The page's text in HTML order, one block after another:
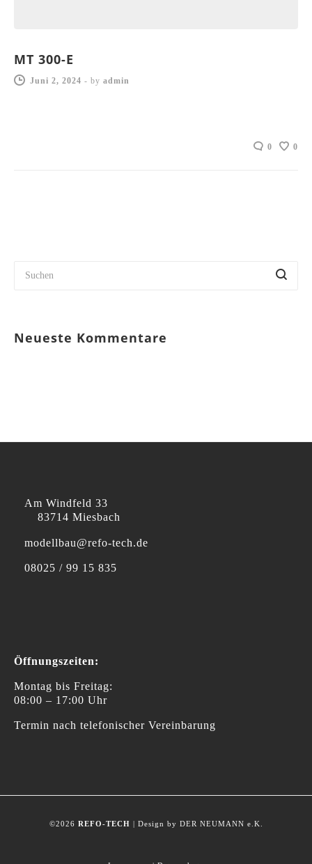
MT 300-E
Juni 2, 2024 - by admin
0 0
Neueste Kommentare
Am Windfeld 33
83714 Miesbach
modellbau@refo-tech.de
08025 / 99 15 835
Öffnungszeiten:
Montag bis Freitag:
08:00 – 17:00 Uhr
Termin nach telefonischer Vereinbarung
©2026 REFO-TECH | Design by DER NEUMANN e.K.